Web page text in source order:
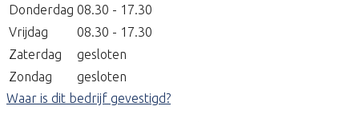
Donderdag 08.30 - 17.30
Vrijdag
08.30 - 17.30
Zaterdag
gesloten
Zondag
gesloten
Waar is dit bedrijf gevestigd?